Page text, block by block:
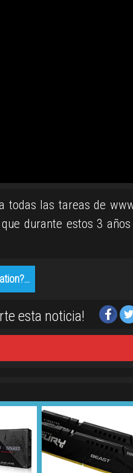
todas las tareas de
durante estos 3
esta noticia!